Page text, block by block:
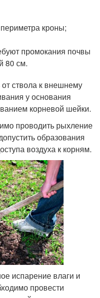
кроны;
промокания почвы
80 см.
ствола к внешнему
у основания
корневой шейки.
проводить рыхление
образования
воздуха к корням.
испарение влаги и
провести